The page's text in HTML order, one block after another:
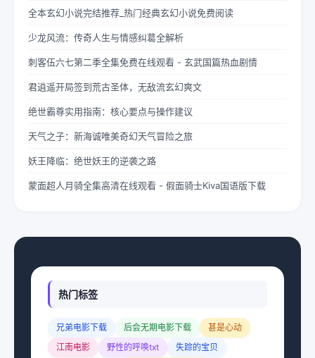
全本玄幻小说完结推荐_热门经典玄幻小说免费阅读
少龙风流：传奇人生与情感纠葛全解析
刺客伍六七第二季全集免费在线观看 - 玄武国篇热血剧情
君逍遥开局签到荒古圣体，无敌流玄幻爽文
绝世霸尊实用指南：核心要点与操作建议
天气之子：新海诚唯美奇幻天气冒险之旅
妖王降临：绝世妖王的逆袭之路
蒙面超人月骑全集高清在线观看 - 假面骑士Kiva国语版下载
热门标签
兄弟电影下载 后会无期电影下载
甚是心动
江南电影
野性的呼唤txt
失踪的宝贝